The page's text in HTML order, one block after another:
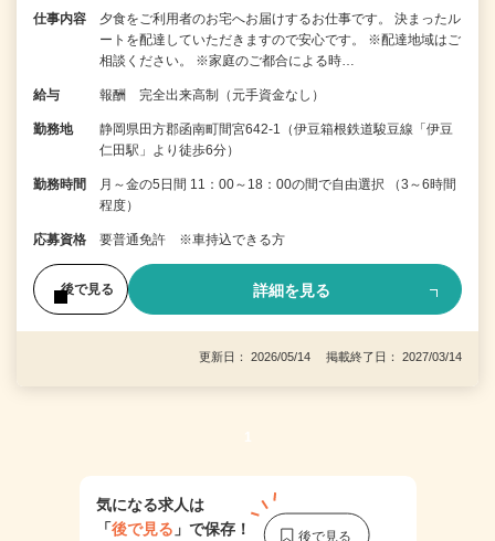
仕事内容
夕食をご利用者のお宅へお届けするお仕事です。 決まったル
ートを配達していただきますので安心です。 ※配達地域はご
相談ください。 ※家庭のご都合による時…
給与 報酬 完全出来高制（元手資金なし）
勤務地
静岡県田方郡函南町間宮642-1（伊豆箱根鉄道駿豆線「伊豆
仁田駅」より徒歩6分）
勤務時間
月～金の5日間 11：00～18：00の間で自由選択 （3～6時間
程度）
応募資格 要普通免許 ※車持込できる方
後で見る 詳細を見る
更新日： 2026/05/14 掲載終了日： 2027/03/14
1
気になる求人は
「後で見る 」で保存！